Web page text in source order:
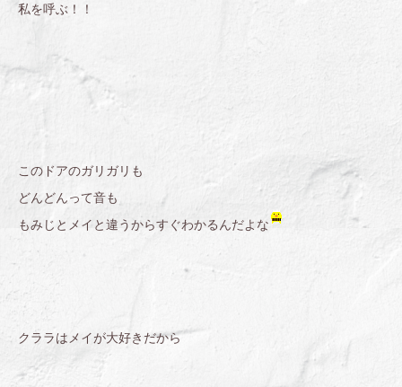
私を呼ぶ！！
このドアのガリガリも
どんどんって音も
もみじとメイと違うからすぐわかるんだよな
クララはメイが大好きだから